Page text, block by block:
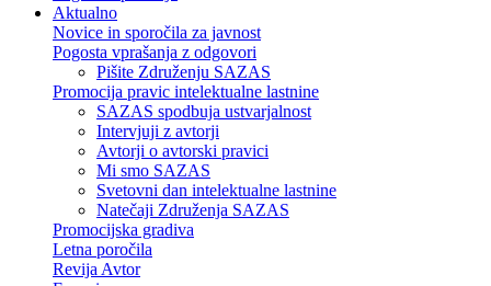
Aktualno
Novice in sporočila za javnost
Pogosta vprašanja z odgovori
Pišite Združenju SAZAS
Promocija pravic intelektualne lastnine
SAZAS spodbuja ustvarjalnost
Intervjuji z avtorji
Avtorji o avtorski pravici
Mi smo SAZAS
Svetovni dan intelektualne lastnine
Natečaji Združenja SAZAS
Promocijska gradiva
Letna poročila
Revija Avtor